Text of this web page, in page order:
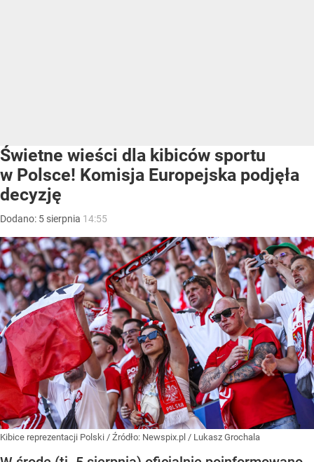
Świetne wieści dla kibiców sportu
w Polsce! Komisja Europejska podjęła
decyzję
Dodano: 5 sierpnia 14:55
Kibice reprezentacji Polski / Źródło: Newspix.pl / Lukasz Grochala